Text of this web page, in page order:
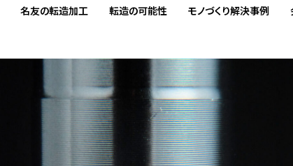
名友の転造加工 転造の可能性 モノづくり解決事例